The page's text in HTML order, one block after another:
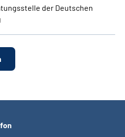
der Deutschen